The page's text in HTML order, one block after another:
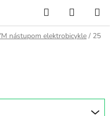
Hľadať
KOŠÍK
nástupom elektrobicykle / 25